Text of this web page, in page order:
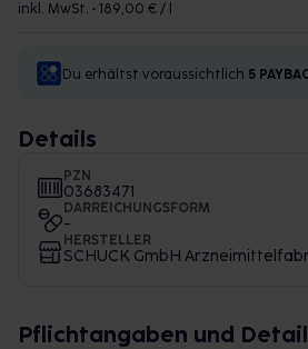
inkl. MwSt. • 189,00 € / l
Du erhältst voraussichtlich 5
Details
PZN
03683471
DARREICHUNGSFORM
-
HERSTELLER
SCHUCK GmbH
Pflichtangaben und